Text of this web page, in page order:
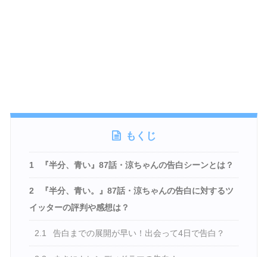
もくじ
1 『半分、青い』87話・涼ちゃんの告白シーンとは？
2
『半分、青い。』87話・涼ちゃんの告白に対するツ
イッターの評判や感想は？
2.1 告白までの展開が早い！出会って4日で告白？